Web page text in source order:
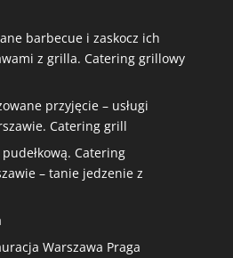
barbecue i zaskocz ich
z grilla. Catering grillowy
przyjęcie – usługi
Catering grill
Catering
– tanie jedzenie z
Warszawa Praga